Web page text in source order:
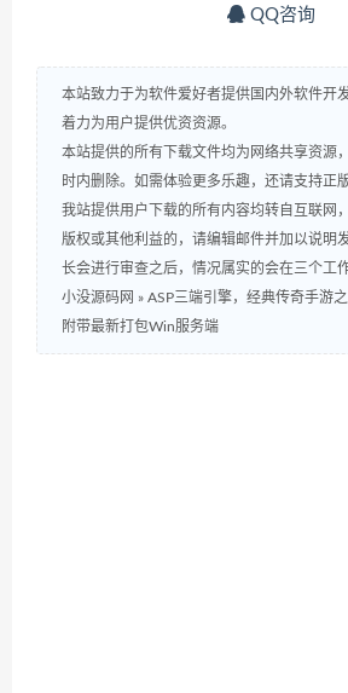
QQ咨询
本站致力于为软件爱好者提供国内外软件开
着力为用户提供优资资源。
本站提供的所有下载文件均为网络共享资源
时内删除。如需体验更多乐趣，还请支持正版
我站提供用户下载的所有内容均转自互联网
版权或其他利益的，请编辑邮件并加以说明
长会进行审查之后，情况属实的会在三个工
小没源码网 » ASP三端引擎，经典传奇手游
附带最新打包Win服务端